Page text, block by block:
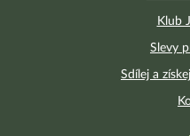
Klub
Slevy
Sdílej a